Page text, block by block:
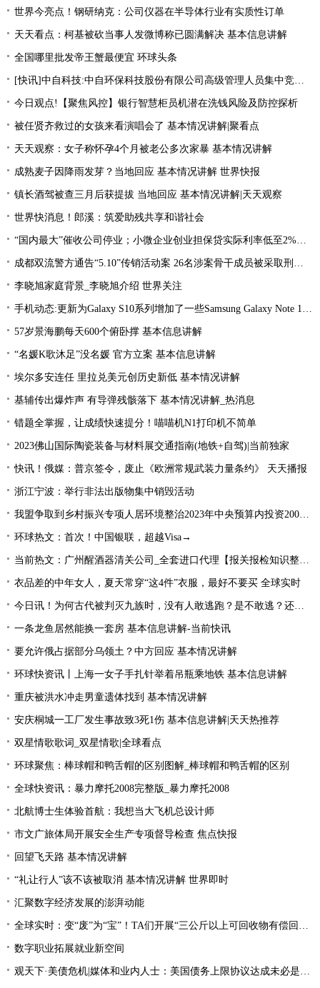
世界今亮点！钢研纳克：公司仪器在半导体行业有实质性订单
天天看点：柯基被砍当事人发微博称已圆满解决 基本信息讲解
全国哪里批发帝王蟹最便宜 环球头条
[快讯]中自科技:中自环保科技股份有限公司高级管理人员集中竞价减持股份进展|观焦点
今日观点!【聚焦风控】银行智慧柜员机潜在洗钱风险及防控探析
被任贤齐救过的女孩来看演唱会了 基本情况讲解|聚看点
天天观察：女子称怀孕4个月被老公多次家暴 基本情况讲解
成熟麦子因降雨发芽？当地回应 基本情况讲解 世界快报
镇长酒驾被查三月后获提拔 当地回应 基本情况讲解|天天观察
世界快消息！郎溪：筑爱助残共享和谐社会
“国内最大”催收公司停业；小微企业创业担保贷实际利率低至2%左右；趣店、爱财注销小贷牌照丨21消费金融参考-当前看点
成都双流警方通告“5.10”传销活动案 26名涉案骨干成员被采取刑事强制措施 环球热文
李晓旭家庭背景_李晓旭介绍 世界关注
手机动态:更新为Galaxy S10系列增加了一些Samsung Galaxy Note 10功能|环球消息
57岁景海鹏每天600个俯卧撑 基本信息讲解
“名媛K歌沐足”没名媛 官方立案 基本信息讲解
埃尔多安连任 里拉兑美元创历史新低 基本情况讲解
基辅传出爆炸声 有导弹残骸落下 基本情况讲解_热消息
错题全掌握，让成绩快速提分！喵喵机N1打印机不简单
2023佛山国际陶瓷装备与材料展交通指南(地铁+自驾)|当前独家
快讯！俄媒：普京签令，废止《欧洲常规武装力量条约》 天天播报
浙江宁波：举行非法出版物集中销毁活动
我盟争取到乡村振兴专项人居环境整治2023年中央预算内投资2000万元
环球热文：首次！中国银联，超越Visa→
当前热文：广州醒酒器清关公司_全套进口代理【报关报检知识整理】
衣品差的中年女人，夏天常穿“这4件”衣服，最好不要买 全球实时
今日讯！为何古代被判灭九族时，没有人敢逃跑？是不敢逃？还是不能逃
一条龙鱼居然能换一套房 基本信息讲解-当前快讯
要允许俄占据部分乌领土？中方回应 基本情况讲解
环球快资讯丨上海一女子手扎针举着吊瓶乘地铁 基本信息讲解
重庆被洪水冲走男童遗体找到 基本情况讲解
安庆桐城一工厂发生事故致3死1伤 基本信息讲解|天天热推荐
双星情歌歌词_双星情歌|全球看点
环球聚焦：棒球帽和鸭舌帽的区别图解_棒球帽和鸭舌帽的区别
全球快资讯：暴力摩托2008完整版_暴力摩托2008
北航博士生体验首航：我想当大飞机总设计师
市文广旅体局开展安全生产专项督导检查 焦点快报
回望飞天路 基本情况讲解
“礼让行人”该不该被取消 基本情况讲解 世界即时
汇聚数字经济发展的澎湃动能
全球实时：变“废”为“宝”！TA们开展“三公斤以上可回收物有偿回收”宣传活动
数字职业拓展就业新空间
观天下·美债危机|媒体和业内人士：美国债务上限协议达成未必是“好消息”